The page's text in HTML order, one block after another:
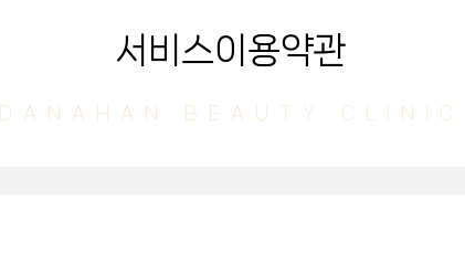
서비스이용약관
DANAHAN BEAUTY CLINIC